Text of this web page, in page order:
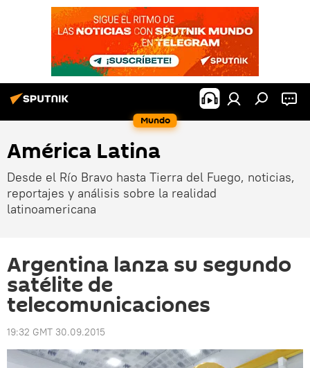
Mundo
América Latina
Desde el Río Bravo hasta Tierra del Fuego, noticias,
reportajes y análisis sobre la realidad
latinoamericana
Argentina lanza su segundo
satélite de
telecomunicaciones
19:32 GMT 30.09.2015